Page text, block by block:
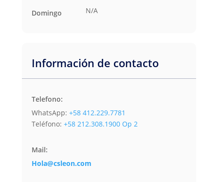
Domingo N/A
Información de contacto
Telefono:
WhatsApp: +58 412.229.7781
Teléfono: +58 212.308.1900 Op 2
Mail:
Hola@csleon.com